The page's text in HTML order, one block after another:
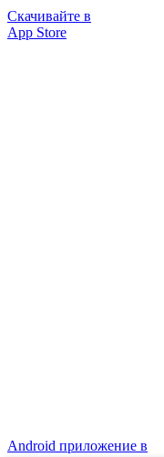
Скачивайте в
App Store
Android приложение в